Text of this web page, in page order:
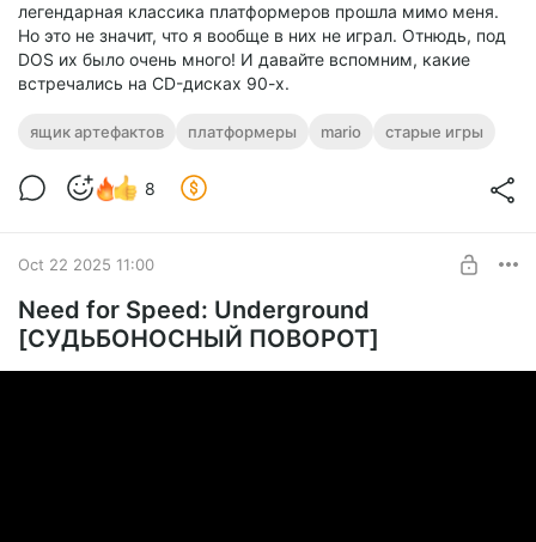
легендарная классика платформеров прошла мимо меня.
Но это не значит, что я вообще в них не играл. Отнюдь, под
DOS их было очень много! И давайте вспомним, какие
встречались на CD-дисках 90-х.
ящик артефактов платформеры mario старые игры
8
Oct 22 2025 11:00
Need for Speed: Underground
[СУДЬБОНОСНЫЙ ПОВОРОТ]